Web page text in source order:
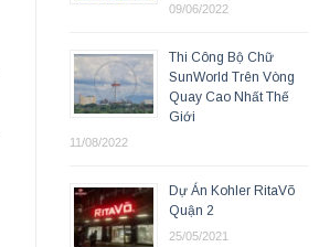
09/06/2022
Thi Công Bộ Chữ
SunWorld Trên Vòng
Quay Cao Nhất Thế
Giới
11/08/2022
Dự Án Kohler RitaVõ
Quận 2
25/05/2021